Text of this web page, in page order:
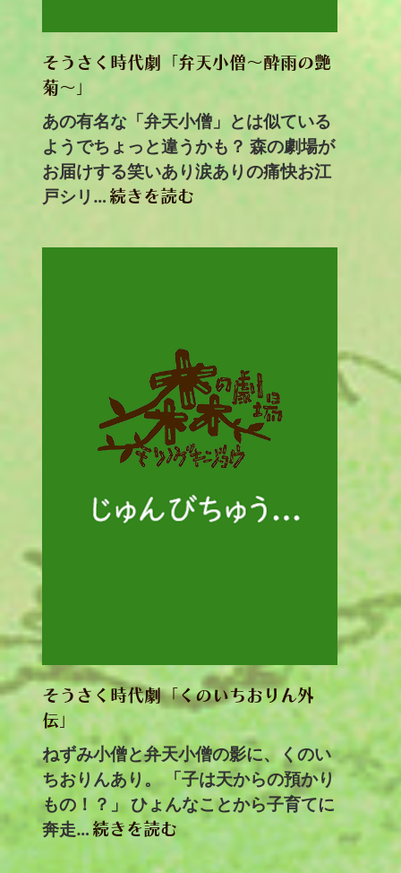
そうさく時代劇「弁天小僧～酔雨の艶
菊～」
あの有名な「弁天小僧」とは似ている
ようでちょっと違うかも？ 森の劇場が
お届けする笑いあり涙ありの痛快お江
戸シリ… 続きを読む
そうさく時代劇「くのいちおりん外
伝」
ねずみ小僧と弁天小僧の影に、くのい
ちおりんあり。 「子は天からの預かり
もの！？」 ひょんなことから子育てに
奔走… 続きを読む